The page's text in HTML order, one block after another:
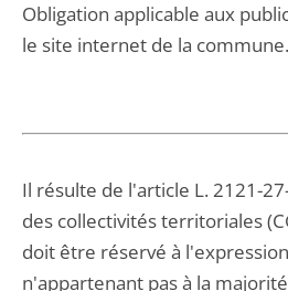
Obligation applicable aux
le site internet de la commune.
Il résulte de l'article L. 2121-
des collectivités territoriales
doit être réservé à
n'appartenant pas à la